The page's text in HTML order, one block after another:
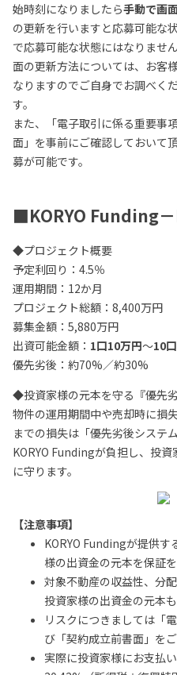
始時刻になりましたら手動で画
の更新を行いますと応募可能な
で応募可能な状態にはなりませ
面の更新方法については、お客
なりますのでご自身でお調べく
す。
また、「電子取引に係る重要事
面」を事前にご確認しておいて
募が可能です。
■KORYO Funding－
◆プロジェクト概要
予定利回り：4.5％
運用期間：12か月
プロジェクト総額：8,400万円
募集金額：5,880万円
出資可能金額： 1口10万円～10
優先劣後：約70%／約30%
◆投資家様の元本を守る『優先劣
物件の運用期間中や売却時に損
までの損失は「優先劣後システ
KORYO Fundingが負担し、投
に守ります。
【注意事項】
KORYO Fundingが提供す
様の出資金の元本を保証
対象不動産の収益性、分
投資家様の出資金の元本
リスクにつきましては「
び「契約成立前書面」を
実際に投資家様にお支払